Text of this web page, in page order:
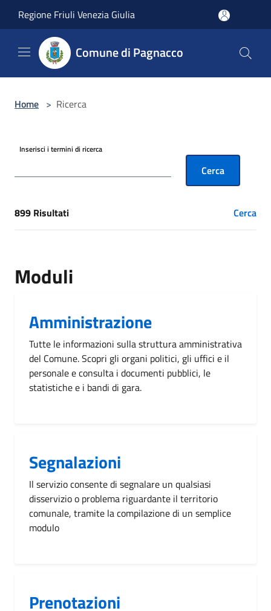
Regione Friuli Venezia Giulia
Comune di Pagnacco
Home > Ricerca
Inserisci i termini di ricerca
Cerca
[results] Risultati
899 Risultati Cerca
Moduli
Amministrazione
Tutte le informazioni sulla struttura amministrativa
del Comune. Scopri gli organi politici, gli uffici e il
personale e consulta i documenti pubblici, le
statistiche e i bandi di gara.
Segnalazioni
Il servizio consente di segnalare un qualsiasi
disservizio o problema riguardante il territorio
comunale, tramite la compilazione di un semplice
modulo
Prenotazioni